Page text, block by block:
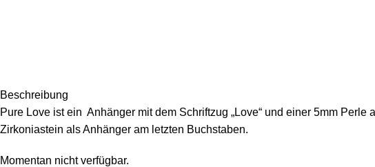
Beschreibung
Pure Love ist ein Anhänger mit dem Schriftzug „Love“ und einer 5mm
Zirkoniastein als Anhänger am letzten Buchstaben.
Momentan nicht verfügbar.